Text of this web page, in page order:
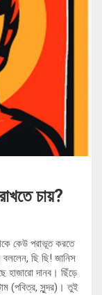
চায়?
কেউ পরাভূত করতে
বললেন, ছি ছি! জানিস
হাজারো দানব। ছিঁড়ে
(পবিত্র, সুন্দর)। তুই